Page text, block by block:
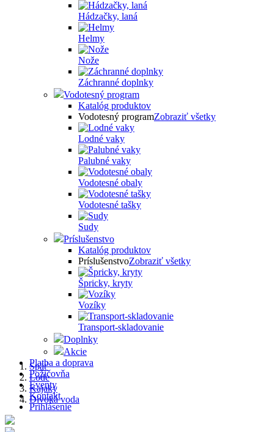
Hádzačky, laná
Helmy
Nože
Záchranné doplnky
Vodotesný program
Katalóg produktov
Vodotesný programZobraziť všetky
Lodné vaky
Palubné vaky
Vodotesné obaly
Vodotesné tašky
Sudy
Príslušenstvo
Katalóg produktov
PríslušenstvoZobraziť všetky
Špricky, kryty
Vozíky
Transport-skladovanie
Doplnky
Akcie
Platba a doprava
Požičovňa
Eventy
Kontakt
Prihlásenie
Omrvinka
Späť
Lode
Kajaky
Divoká voda